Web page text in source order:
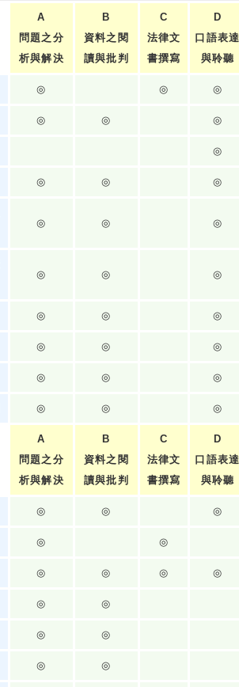
A
問題之分
析與解決
B
資料之閱
讀與批判
C
法律文
書撰寫
D
口語表達
與聆聽
◎ ◎ ◎
◎ ◎ ◎
◎
◎ ◎ ◎
◎ ◎ ◎
◎ ◎ ◎
◎ ◎ ◎
◎ ◎ ◎
◎ ◎ ◎
◎ ◎ ◎
A
問題之分
析與解決
B
資料之閱
讀與批判
C
法律文
書撰寫
D
口語表達
與聆聽
◎ ◎ ◎
◎ ◎
◎ ◎ ◎ ◎
◎ ◎
◎ ◎
◎ ◎